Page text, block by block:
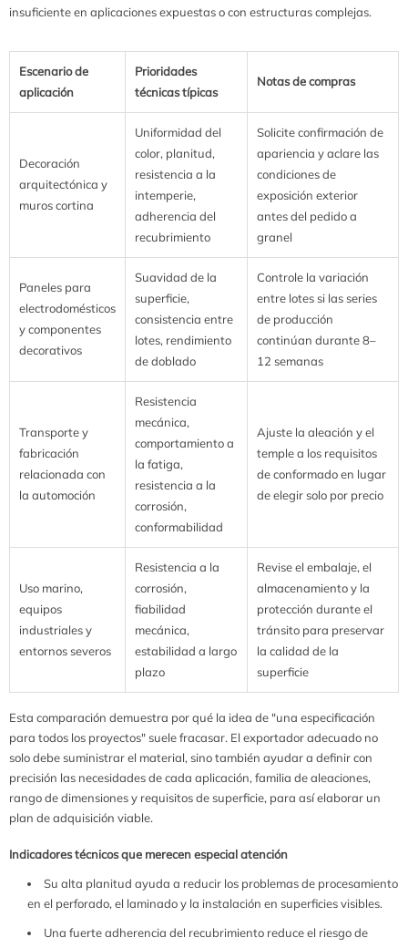
insuficiente en aplicaciones expuestas o con estructuras complejas.
Escenario de
aplicación
Prioridades
técnicas típicas
Notas de compras
Decoración
arquitectónica y
muros cortina
Uniformidad del
color, planitud,
resistencia a la
intemperie,
adherencia del
recubrimiento
Solicite confirmación de
apariencia y aclare las
condiciones de
exposición exterior
antes del pedido a
granel
Paneles para
electrodomésticos
y componentes
decorativos
Suavidad de la
superficie,
consistencia entre
lotes, rendimiento
de doblado
Controle la variación
entre lotes si las series
de producción
continúan durante 8–
12 semanas
Transporte y
fabricación
relacionada con
la automoción
Resistencia
mecánica,
comportamiento a
la fatiga,
resistencia a la
corrosión,
conformabilidad
Ajuste la aleación y el
temple a los requisitos
de conformado en lugar
de elegir solo por precio
Uso marino,
equipos
industriales y
entornos severos
Resistencia a la
corrosión,
fiabilidad
mecánica,
estabilidad a largo
plazo
Revise el embalaje, el
almacenamiento y la
protección durante el
tránsito para preservar
la calidad de la
superficie
Esta comparación demuestra por qué la idea de "una especificación
para todos los proyectos" suele fracasar. El exportador adecuado no
solo debe suministrar el material, sino también ayudar a definir con
precisión las necesidades de cada aplicación, familia de aleaciones,
rango de dimensiones y requisitos de superficie, para así elaborar un
plan de adquisición viable.
Indicadores técnicos que merecen especial atención
Su alta planitud ayuda a reducir los problemas de procesamiento
en el perforado, el laminado y la instalación en superficies visibles.
Una fuerte adherencia del recubrimiento reduce el riesgo de